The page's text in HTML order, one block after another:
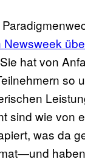
hat von
so
sind wie von
was da